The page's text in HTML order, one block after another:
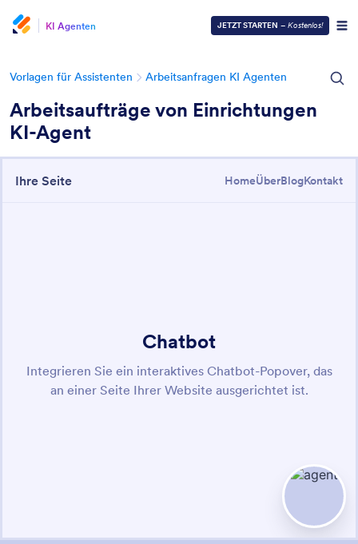
KI Agenten JETZT STARTEN – Kostenlos!
Vorlagen für Assistenten Arbeitsanfragen KI Agenten
Arbeitsaufträge von Einrichtungen
KI-Agent